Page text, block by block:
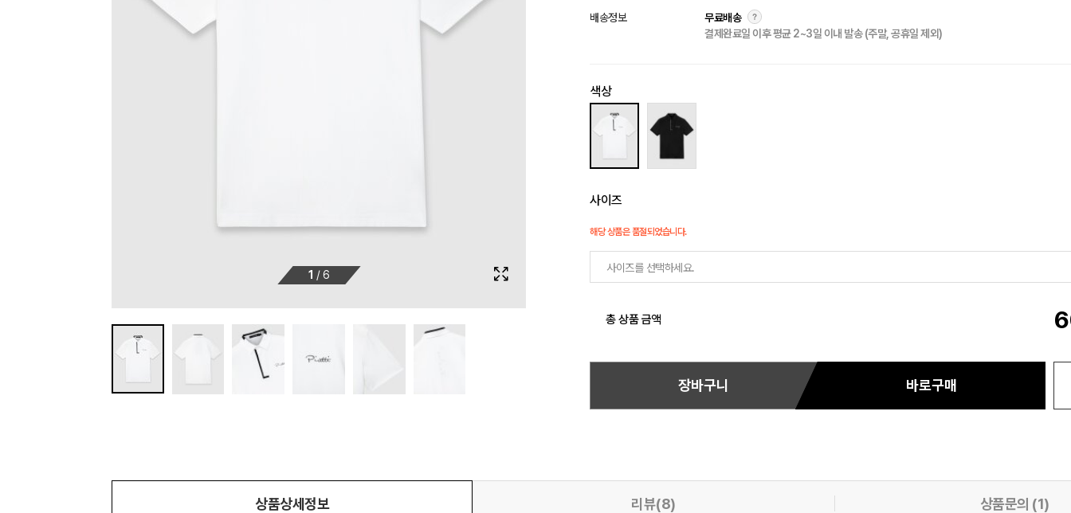
1 /6
배송정보
무료배송
결제완료일 이후 평균 2~3일 이내 발송 (주말, 공휴일 제외)
색상
사이즈
해당 상품은 품절되었습니다.
사이즈를 선택하세요.
총 상품 금액
장바구니 바로구매
상품상세정보 리뷰(8) 상품문의 (1)